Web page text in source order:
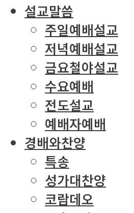
설교말씀
주일예배설교
저녁예배설교
금요철야설교
수요예배
전도설교
예배자예배
경배와찬양
특송
성가대찬양
코람데오